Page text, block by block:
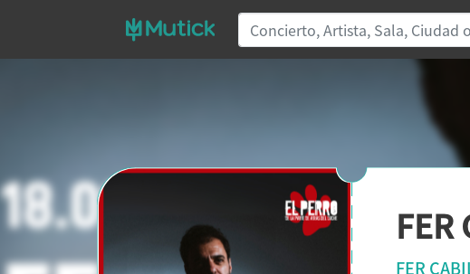
FER